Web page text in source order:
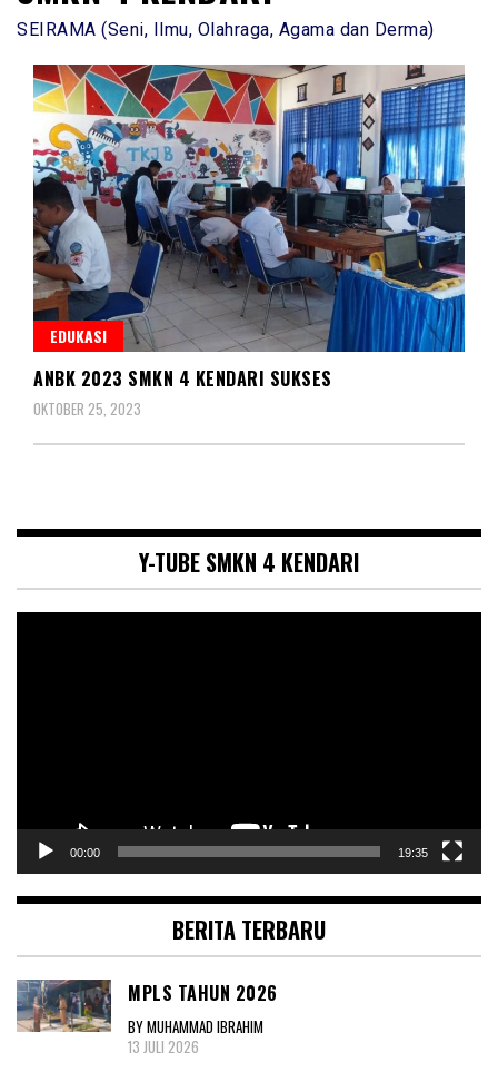
SEIRAMA (Seni, Ilmu, Olahraga, Agama dan Derma)
EDUKASI
ANBK 2023 SMKN 4 KENDARI SUKSES
OKTOBER 25, 2023
Y-TUBE SMKN 4 KENDARI
00:00 19:35
BERITA TERBARU
MPLS TAHUN 2026
BY MUHAMMAD IBRAHIM
13 JULI 2026